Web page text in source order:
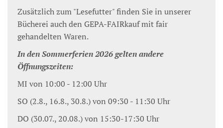
Zusätzlich zum "Lesefutter" finden Sie in unserer
Bücherei auch den GEPA-FAIRkauf mit fair
gehandelten Waren.
In den Sommerferien 2026 gelten andere
Öffnungszeiten:
MI von 10:00 - 12:00 Uhr
SO (2.8., 16.8., 30.8.) von 09:30 - 11:30 Uhr
DO (30.07., 20.08.) von 15:30-17:30 Uhr